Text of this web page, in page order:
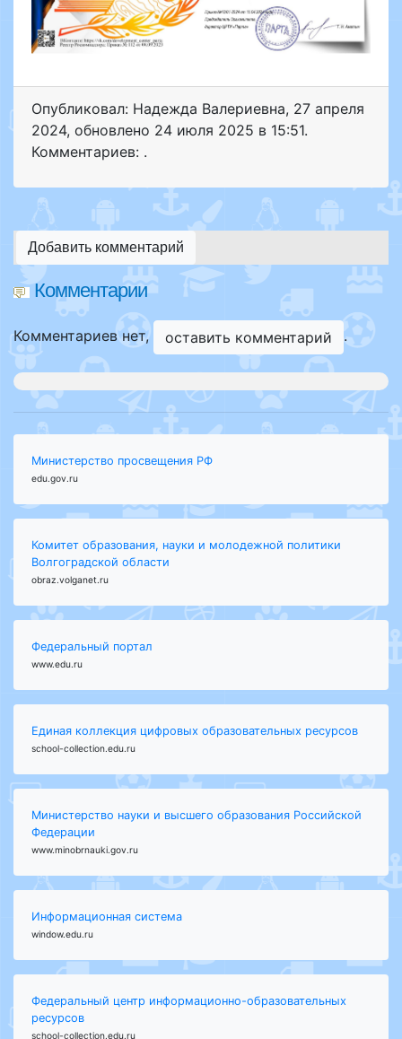
Опубликовал: Надежда Валериевна, 27 апреля
2024, обновлено 24 июля 2025 в 15:51.
Комментариев: .
Добавить комментарий
Комментарии
Комментариев нет, оставить комментарий .
Министерство просвещения РФ
edu.gov.ru
Комитет образования, науки и молодежной политики
Волгоградской области
obraz.volganet.ru
Федеральный портал
www.edu.ru
Единая коллекция цифровых образовательных ресурсов
school-collection.edu.ru
Министерство науки и высшего образования Российской
Федерации
www.minobrnauki.gov.ru
Информационная система
window.edu.ru
Федеральный центр информационно-образовательных
ресурсов
school-collection.edu.ru